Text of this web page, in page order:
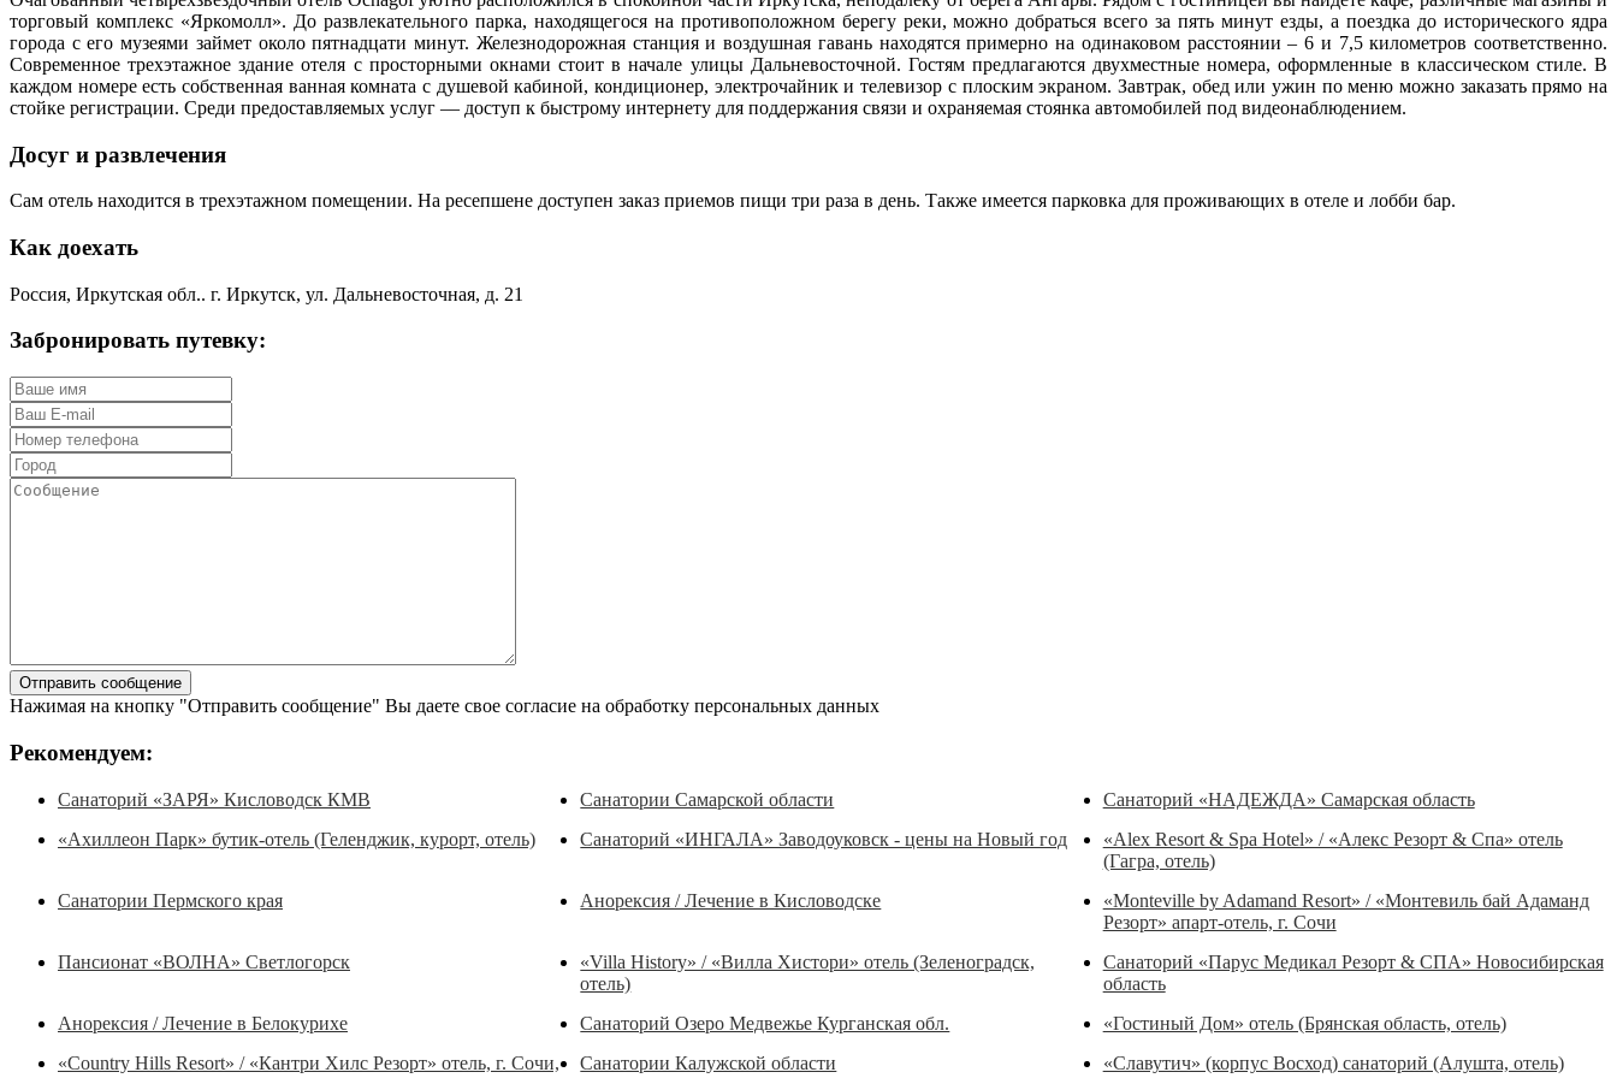
торговый комплекс «Яркомолл». До развлекательного парка, находящегося на противоположном берегу реки, можно добраться всего за пять минут езды, а поездка до исторического ядра
города с его музеями займет около пятнадцати минут. Железнодорожная станция и воздушная гавань находятся примерно на одинаковом расстоянии – 6 и 7,5 километров соответственно.
Современное трехэтажное здание отеля с просторными окнами стоит в начале улицы Дальневосточной. Гостям предлагаются двухместные номера, оформленные в классическом стиле. В
каждом номере есть собственная ванная комната с душевой кабиной, кондиционер, электрочайник и телевизор с плоским экраном. Завтрак, обед или ужин по меню можно заказать прямо на
стойке регистрации. Среди предоставляемых услуг — доступ к быстрому интернету для поддержания связи и охраняемая стоянка автомобилей под видеонаблюдением.
Досуг и развлечения
Сам отель находится в трехэтажном помещении. На ресепшене доступен заказ приемов пищи три раза в день. Также имеется парковка для проживающих в отеле и лобби бар.
Как доехать
Россия, Иркутская обл.. г. Иркутск, ул. Дальневосточная, д. 21
Забронировать путевку:
Нажимая на кнопку "Отправить сообщение" Вы даете свое согласие на обработку персональных данных
Рекомендуем:
Санаторий «ЗАРЯ» Кисловодск КМВ Санатории Самарской области
Санаторий «НАДЕЖДА» Самарская область
«Ахиллеон Парк» бутик-отель (Геленджик, курорт, отель)
Санаторий «ИНГАЛА» Заводоуковск - цены на Новый год
«Alex Resort & Spa Hotel» / «Алекс Резорт & Спа» отель
(Гагра, отель)
Санатории Пермского края
Анорексия / Лечение в Кисловодске
«Monteville by Adamand Resort» / «Монтевиль бай Адаманд
Резорт» апарт-отель, г. Сочи
Пансионат «ВОЛНА» Светлогорск
«Villa History» / «Вилла Хистори» отель (Зеленоградск,
отель)
Санаторий «Парус Медикал Резорт & СПА» Новосибирская
область
Анорексия / Лечение в Белокурихе
Санаторий Озеро Медвежье Курганская обл.
«Гостиный Дом» отель (Брянская область, отель)
«Country Hills Resort» / «Кантри Хилс Резорт» отель, г. Сочи,
Санатории Калужской области «Славутич» (корпус Восход) санаторий (Алушта, отель)